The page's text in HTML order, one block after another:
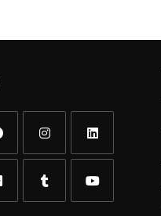
Abre
uma
Abre
em
uma